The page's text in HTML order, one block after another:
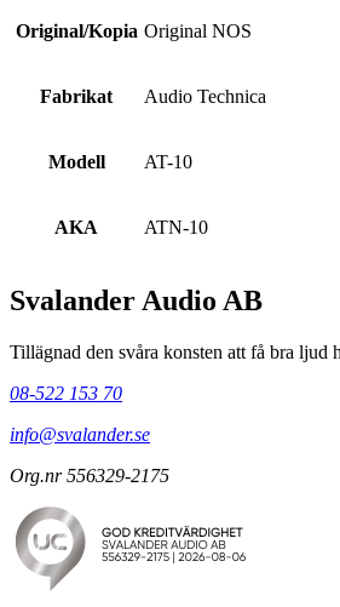
Original/Kopia Original NOS
Fabrikat Audio Technica
Modell AT-10
AKA ATN-10
Svalander Audio AB
Tillägnad den svåra konsten att få bra ljud
08-522 153 70
info@svalander.se
Org.nr 556329-2175